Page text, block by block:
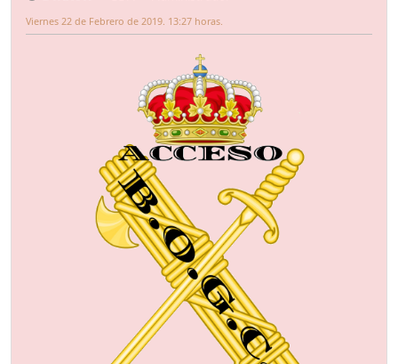
Viernes 22 de Febrero de 2019. 13:27 horas.